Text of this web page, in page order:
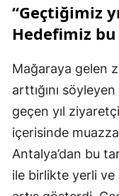
“Geçtiğimiz
Hedefimiz
Mağaraya gelen
arttığını
geçen yıl
içerisinde
Antalya’dan bu
ile birlikte yerli ve